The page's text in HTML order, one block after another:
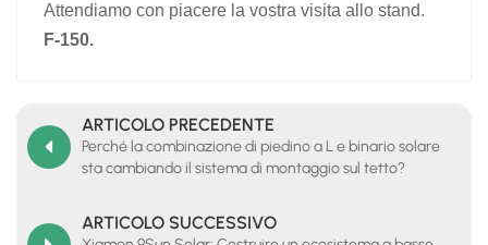
Attendiamo con piacere la vostra visita allo stand.
F-150.
ARTICOLO PRECEDENTE
Perché la combinazione di piedino a L e binario solare
sta cambiando il sistema di montaggio sul tetto?
ARTICOLO SUCCESSIVO